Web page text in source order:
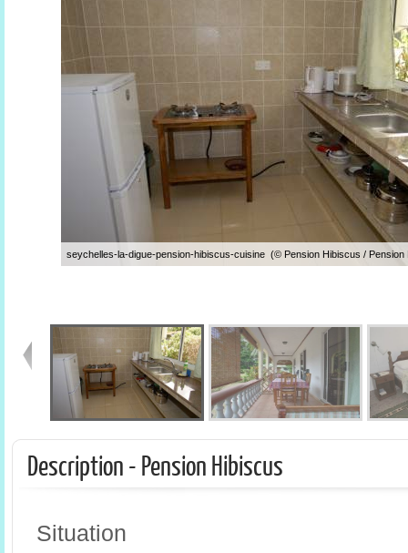
seychelles-la-digue-pension-hibiscus-cuisine (© Pension Hibiscus / Pension
Description - Pension Hibiscus
Situation